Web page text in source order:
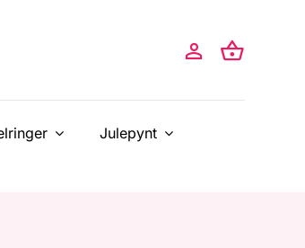
Julepynt